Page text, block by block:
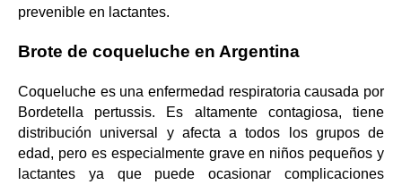
prevenible en lactantes.
Brote de coqueluche en Argentina
Coqueluche es una enfermedad respiratoria causada por
Bordetella pertussis. Es altamente contagiosa, tiene
distribución universal y afecta a todos los grupos de
edad, pero es especialmente grave en niños pequeños y
lactantes ya que puede ocasionar complicaciones